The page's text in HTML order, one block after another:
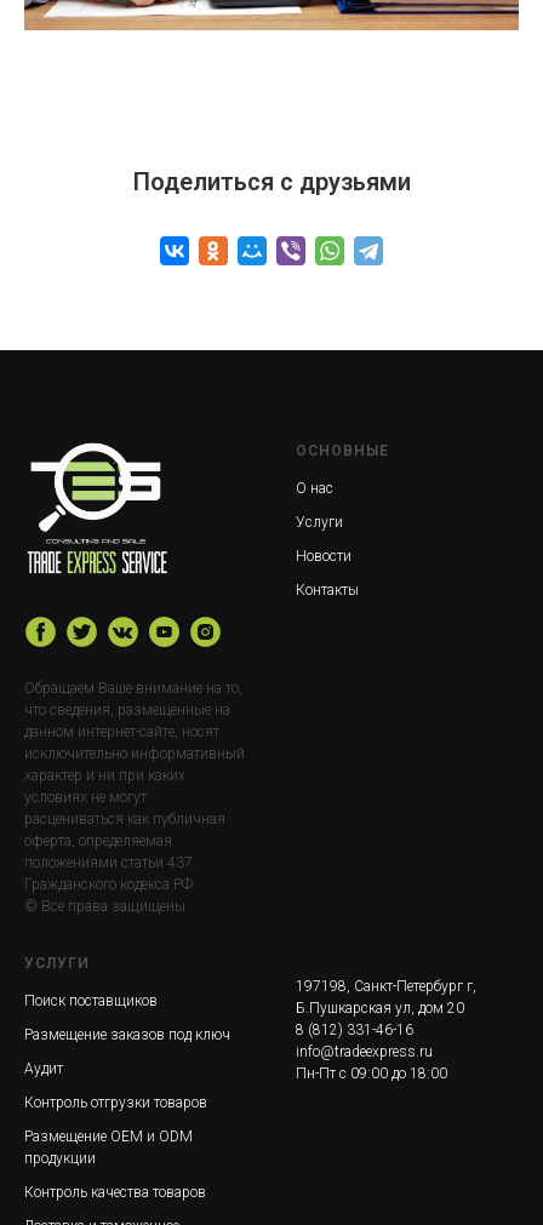
Поделиться с друзьями
Обращаем Ваше внимание на то,
что сведения, размещенные на
данном интернет-сайте, носят
исключительно информативный
характер и ни при каких
условиях не могут
расцениваться как публичная
оферта, определяемая
положениями статьи 437
Гражданского кодекса РФ.
© Все права защищены.
ОСНОВНЫЕ
О нас
Услуги
Новости
Контакты
УСЛУГИ
Поиск поставщиков
Размещение заказов под ключ
Аудит
Контроль отгрузки товаров
Размещение ОЕМ и ОDM
продукции
Контроль качества товаров
197198, Санкт-Петербург г,
Б.Пушкарская ул, дом 20
8 (812) 331-46-16
info@tradeexpress.ru
Пн-Пт с 09:00 до 18:00